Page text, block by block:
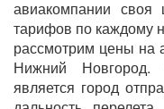
авиакомпании своя
тарифов по каждому
рассмотрим цены на
Нижний
является город